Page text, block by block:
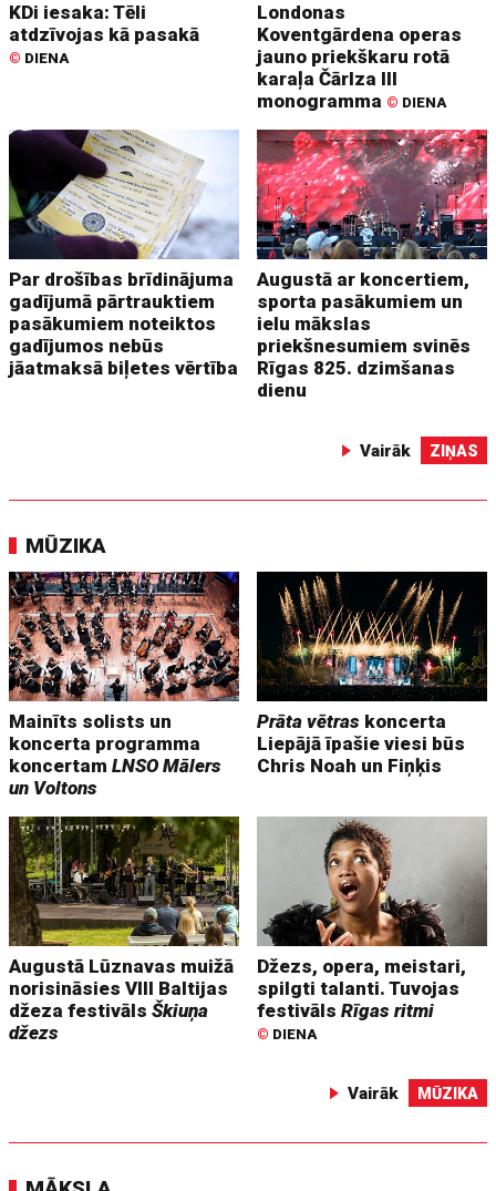
KDi iesaka: Tēli
atdzīvojas kā pasakā
© DIENA
Londonas
Koventgārdena operas
jauno priekškaru rotā
karaļa Čārlza III
monogramma © DIENA
Par drošības brīdinājuma
gadījumā pārtrauktiem
pasākumiem noteiktos
gadījumos nebūs
jāatmaksā biļetes vērtība
Augustā ar koncertiem,
sporta pasākumiem un
ielu mākslas
priekšnesumiem svinēs
Rīgas 825. dzimšanas
dienu
Vairāk ZIŅAS
MŪZIKA
Mainīts solists un
koncerta programma
koncertamLNSO Mālers
un Voltons
Prāta vētras koncerta
Liepājā īpašie viesi būs
Chris Noah un Fiņķis
Augustā Lūznavas muižā
norisināsies VIII Baltijas
džeza festivālsŠkiuņa
džezs
Džezs, opera, meistari,
spilgti talanti. Tuvojas
festivālsRīgas ritmi
© DIENA
Vairāk MŪZIKA